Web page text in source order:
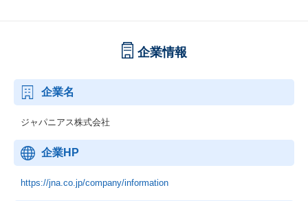
アナログ・デジタル回路設計、マイコン制御、基板組み立てや半
CATIA、NX、SolidWorks、Creo、Inventor、OrCADなど
Abaqus、ANSYS、HyperWorks、MATLABなど
■ジャパニアス、AGEST社とエンジニアリング技術・リソースの
https://contents.xj-storage.jp/xcontents/AS04773/2e2dc744/7e9
企業情報
企業名
ジャパニアス株式会社
企業HP
https://jna.co.jp/company/information